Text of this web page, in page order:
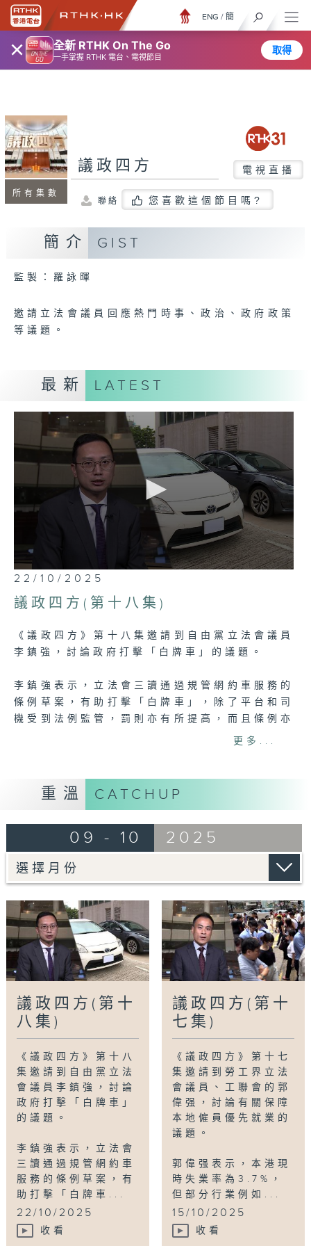
× 全新 RTHK On The Go
一手掌握 RTHK 電台、電視節目
取得
ENG / 簡
所有集數
議政四方 電視直播
聯絡 您喜歡這個節目嗎?
簡介 GIST
監製：羅詠暉
邀請立法會議員回應熱門時事、政治、政府政策
等議題。
最新 LATEST
0
seconds
of
5
7
seconds
22/10/2025
議政四方(第十八集)
《議政四方》第十八集邀請到自由黨立法會議員
李鎮強，討論政府打擊「白牌車」的議題。
李鎮強表示，立法會三讀通過規管網約車服務的
條例草案，有助打擊「白牌車」，除了平台和司
機受到法例監管，罰則亦有所提高，而且條例亦
強化扣押車輛的安排，相信會有一定阻嚇力。
營運。李鎮強希望，警方在未來繼續加強打擊
「白牌車」，包括「放蛇」等，亦要加強宣傳教
亦可有就一些判罰較輕的案件申請上訴等。
另外，立法會今日舉行本屆會期最後一次大會，
李鎮強說，過去4年感受到議會氣氛的改變，在
行政主導下，官員與議員很多互動和溝通，令法
例和議案更完善。
Tag: RTHK,香港電台, 立法會 ,議政四方,議員,
持牌網約車,李鎮強,白牌車,規管網約車服務
更多...
重溫 CATCHUP
09 - 10 2025
議政四方(第十
八集)
《議政四方》第十八
集邀請到自由黨立法
會議員李鎮強，討論
政府打擊「白牌車」
的議題。
李鎮強表示，立法會
三讀通過規管網約車
服務的條例草案，有
助打擊「白牌車...
22/10/2025
收看
議政四方(第十
七集)
《議政四方》第十七
集邀請到勞工界立法
會議員、工聯會的郭
偉强，討論有關保障
本地僱員優先就業的
議題。
郭偉强表示，本港現
時失業率為3.7%，
但部分行業例如...
15/10/2025
收看